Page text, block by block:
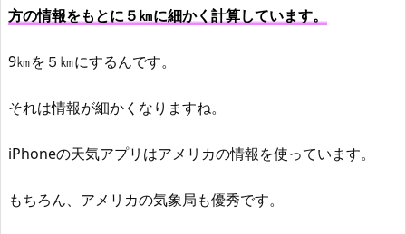
方の情報をもとに５㎞に細かく計算しています。
9㎞を５㎞にするんです。
それは情報が細かくなりますね。
iPhoneの天気アプリはアメリカの情報を使っています。
もちろん、アメリカの気象局も優秀です。